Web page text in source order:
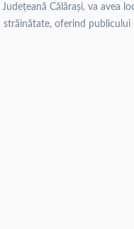
Călărași, va avea
oferind